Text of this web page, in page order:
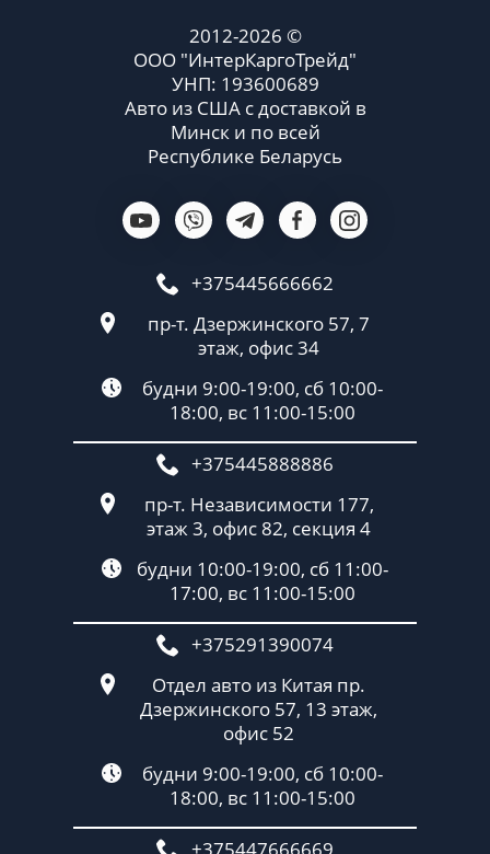
2012-2026 ©
ООО "ИнтерКаргоТрейд"
УНП: 193600689
Авто из США с доставкой в
Минск и по всей
Республике Беларусь
+375445666662
пр-т. Дзержинского 57, 7
этаж, офис 34
будни 9:00-19:00, сб 10:00-
18:00, вс 11:00-15:00
+375445888886
пр-т. Независимости 177,
этаж 3, офис 82, секция 4
будни 10:00-19:00, сб 11:00-
17:00, вс 11:00-15:00
+375291390074
Отдел авто из Китая пр.
Дзержинского 57, 13 этаж,
офис 52
будни 9:00-19:00, сб 10:00-
18:00, вс 11:00-15:00